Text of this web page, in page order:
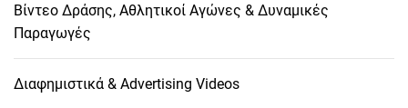
Βίντεο Δράσης, Αθλητικοί Αγώνες & Δυναμικές
Παραγωγές
Διαφημιστικά & Advertising Videos